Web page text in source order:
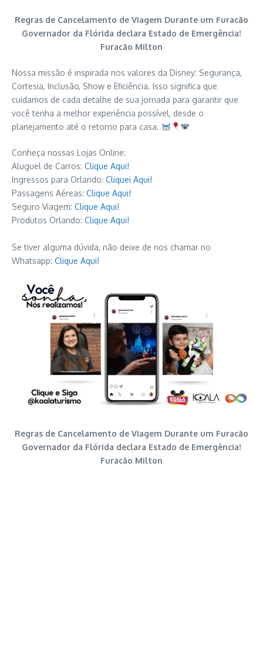
Regras de Cancelamento de Viagem Durante um Furacão
Governador da Flórida declara Estado de Emergência!
Furacão Milton
Nossa missão é inspirada nos valores da Disney: Segurança,
Cortesia, Inclusão, Show e Eficiência. Isso significa que
cuidamos de cada detalhe de sua jornada para garantir que
você tenha a melhor experiência possível, desde o
planejamento até o retorno para casa.
Conheça nossas Lojas Online:
Aluguel de Carros: Clique Aqui!
Ingressos para Orlando: Cliquei Aqui!
Passagens Aéreas: Clique Aqui!
Seguro Viagem: Clique Aqui!
Produtos Orlando: Clique Aqui!
Se tiver alguma dúvida, não deixe de nos chamar no
Whatsapp: Clique Aqui!
Regras de Cancelamento de Viagem Durante um Furacão
Governador da Flórida declara Estado de Emergência!
Furacão Milton